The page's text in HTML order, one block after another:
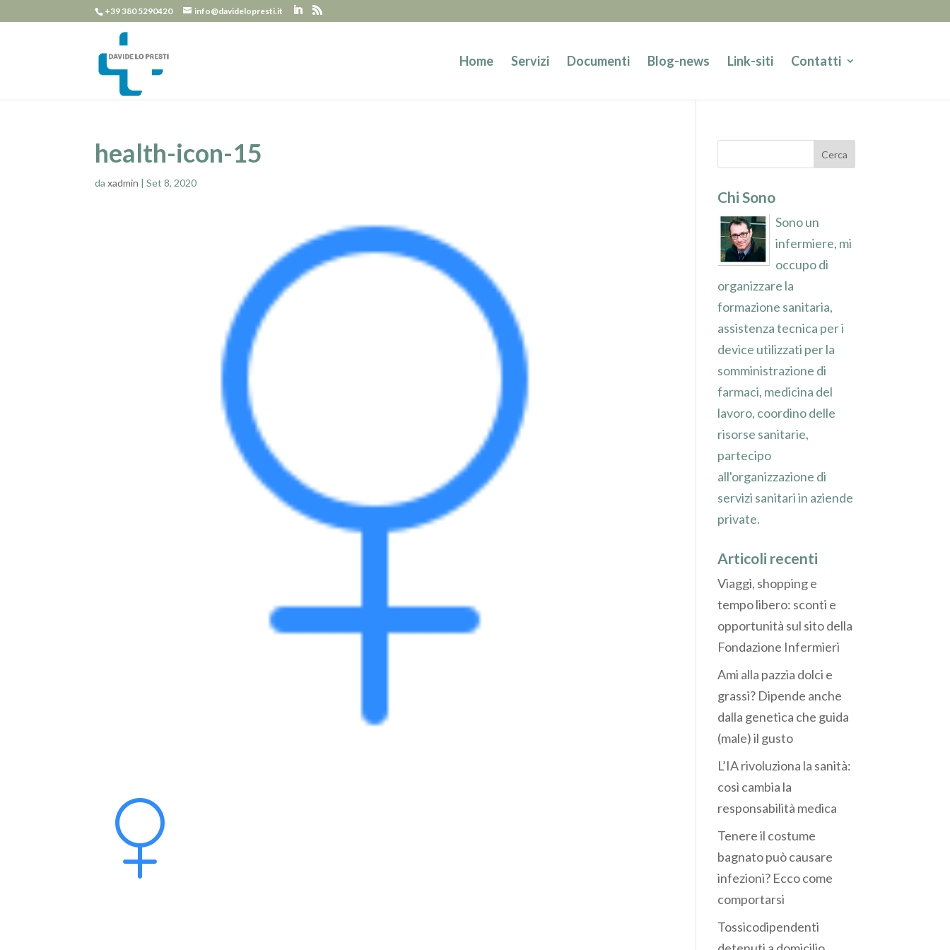
+39 380 5290420 info@davidelopresti.it
Home Servizi Documenti Blog-news Link-siti Contatti
health-icon-15
daxadmin |Set 8, 2020
Chi Sono
Sono un
infermiere, mi
occupo di
organizzare la
formazione sanitaria,
assistenza tecnica per i
device utilizzati per la
somministrazione di
farmaci, medicina del
lavoro, coordino delle
risorse sanitarie,
partecipo
all'organizzazione di
servizi sanitari in aziende
private.
Articoli recenti
Viaggi, shopping e
tempo libero: sconti e
opportunità sul sito della
Fondazione Infermieri
Ami alla pazzia dolci e
grassi? Dipende anche
dalla genetica che guida
(male) il gusto
L’IA rivoluziona la sanità:
così cambia la
responsabilità medica
Tenere il costume
bagnato può causare
infezioni? Ecco come
comportarsi
Tossicodipendenti